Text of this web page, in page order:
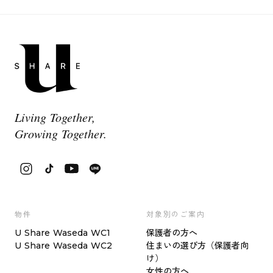
Living Together,
Growing Together.
物件
U Share Waseda WC1
U Share Waseda WC2
対象別のご案内
保護者の方へ
住まいの選び方（保護者向
け）